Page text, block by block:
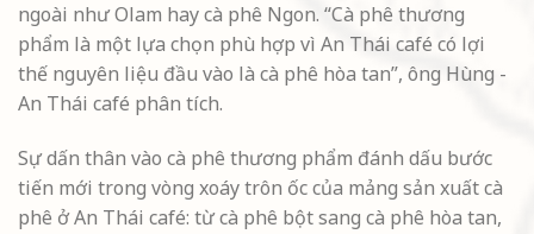
ngoài như Olam hay cà phê Ngon. “Cà phê thương
phẩm là một lựa chọn phù hợp vì An Thái café có lợi
thế nguyên liệu đầu vào là cà phê hòa tan”, ông Hùng -
An Thái café phân tích.
Sự dấn thân vào cà phê thương phẩm đánh dấu bước
tiến mới trong vòng xoáy trôn ốc của mảng sản xuất cà
phê ở An Thái café: từ cà phê bột sang cà phê hòa tan,